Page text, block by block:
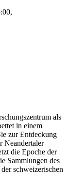
als
in einem
zur Entdeckung
Neandertaler
die Epoche der
Sammlungen des
schweizerischen